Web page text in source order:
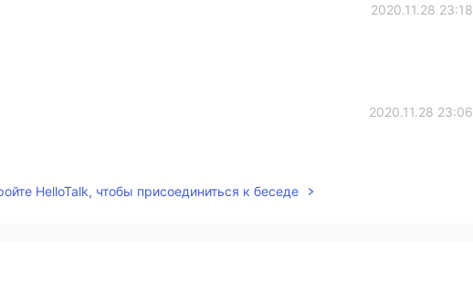
2020.11.28 23:18
2020.11.28 23:06
HelloTalk, чтобы присоединиться к беседе